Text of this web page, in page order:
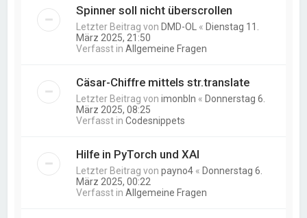
Spinner soll nicht überscrollen
Letzter Beitrag von DMD-OL « Dienstag 11.
März 2025, 21:50
Verfasst inAllgemeine Fragen
Cäsar-Chiffre mittels str.translate
Letzter Beitrag vonimonbln « Donnerstag 6.
März 2025, 08:25
Verfasst inCodesnippets
Hilfe in PyTorch und XAI
Letzter Beitrag vonpayno4 « Donnerstag 6.
März 2025, 00:22
Verfasst inAllgemeine Fragen